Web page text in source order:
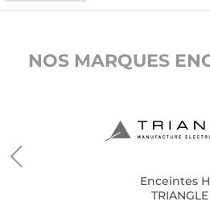
NOS MARQUES
Enceintes
TRIANGLE